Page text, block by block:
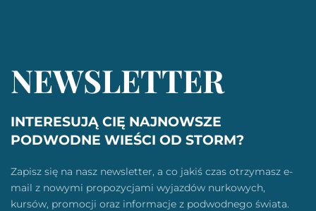
NEWSLETTER
INTERESUJĄ CIĘ NAJNOWSZE
PODWODNE WIEŚCI OD STORM?
Zapisz się na nasz newsletter, a co jakiś czas otrzymasz e-
mail z nowymi propozycjami wyjazdów nurkowych,
kursów, promocji oraz informacje z podwodnego świata.